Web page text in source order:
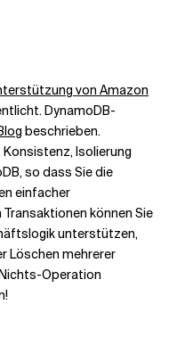
von Amazon
DynamoDB-
beschrieben.
Isolierung
so dass Sie die
einfacher
können Sie
unterstützen,
Löschen mehrerer
Operation